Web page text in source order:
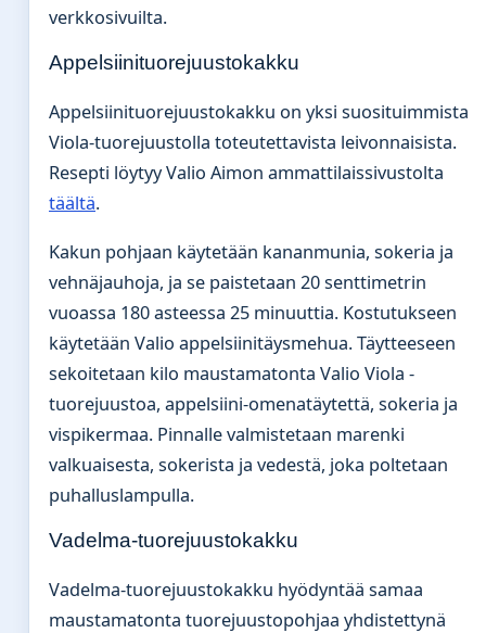
verkkosivuilta.
Appelsiinituorejuustokakku
Appelsiinituorejuustokakku on yksi suosituimmista
Viola-tuorejuustolla toteutettavista leivonnaisista.
Resepti löytyy Valio Aimon ammattilaissivustolta
täältä.
Kakun pohjaan käytetään kananmunia, sokeria ja
vehnäjauhoja, ja se paistetaan 20 senttimetrin
vuoassa 180 asteessa 25 minuuttia. Kostutukseen
käytetään Valio appelsiinitäysmehua. Täytteeseen
sekoitetaan kilo maustamatonta Valio Viola -
tuorejuustoa, appelsiini-omenatäytettä, sokeria ja
vispikermaa. Pinnalle valmistetaan marenki
valkuaisesta, sokerista ja vedestä, joka poltetaan
puhalluslampulla.
Vadelma-tuorejuustokakku
Vadelma-tuorejuustokakku hyödyntää samaa
maustamatonta tuorejuustopohjaa yhdistettynä